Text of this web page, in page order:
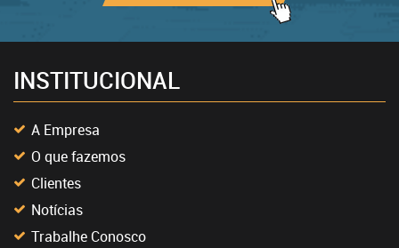
INSTITUCIONAL
A Empresa
O que fazemos
Clientes
Notícias
Trabalhe Conosco